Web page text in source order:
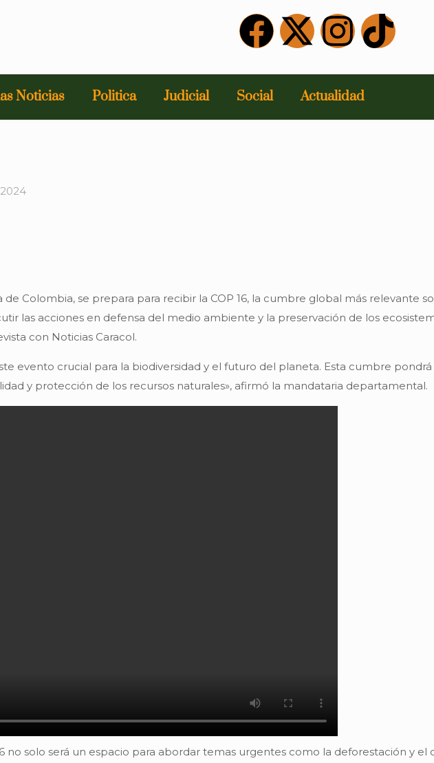
Noticias Politica Judicial Social Actualidad
Colombia, se prepara para recibir la COP 16, la cumbre global más relevante
las acciones en defensa del medio ambiente y la preservación de los
con Noticias Caracol.
evento crucial para la biodiversidad y el futuro del planeta. Esta cumbre pondrá
y protección de los recursos naturales», afirmó la mandataria departamental.
no solo será un espacio para abordar temas urgentes como la deforestación y el